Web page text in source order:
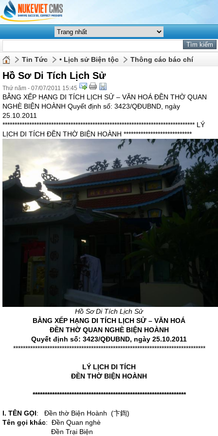
Tin Tức • Lịch sử Biện tộc Thông cáo báo chí
Hồ Sơ Di Tích Lịch Sử
Thứ năm - 07/07/2011 15:45
BẰNG XẾP HẠNG DI TÍCH LỊCH SỬ – VĂN HOÁ ĐỀN THỜ QUAN
NGHÈ BIỆN HOÀNH Quyết định số: 3423/QĐUBND, ngày
25.10.2011
******************************************************************************* LÝ
LỊCH DI TÍCH ĐỀN THỜ BIỆN HOÀNH ****************************
Hồ Sơ Di Tích Lịch Sử
BẰNG XẾP HẠNG DI TÍCH LỊCH SỬ – VĂN HOÁ
ĐỀN THỜ QUAN NGHÈ BIỆN HOÀNH
Quyết định số: 3423/QĐUBND, ngày 25.10.2011
*******************************************************************************
LÝ LỊCH DI TÍCH
ĐỀN THỜ BIỆN HOÀNH
***************************************************************
I. TÊN GỌI: Đền thờ Biện Hoành (卞鍧)
Tên gọi khác: Đền Quan nghè
Đền Trại Biện